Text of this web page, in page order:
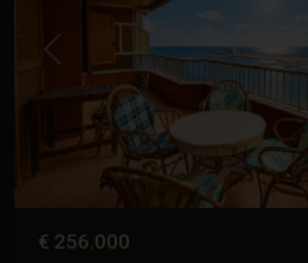
Anterior
€ 256.000